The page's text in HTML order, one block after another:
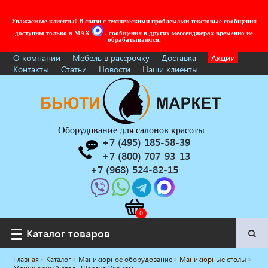
Уважаемые клиенты! В связи с техническими проблемами текстовые сообщения
доступны только в MAX
, сообщения в других мессенджерах временно не
обрабатываются.
О компании Мебель в рассрочку Доставка
Акции
Контакты
Статьи Новости Наши клиенты
Оборудование для салонов красоты
+7 (495) 185-58-39
+7 (800) 707-93-13
+7 (968) 524-82-15
Каталог товаров
Каталог товаров
Главная Каталог Маникюрное оборудование
Маникюрные столы